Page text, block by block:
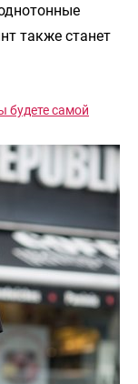
также станет
будете самой